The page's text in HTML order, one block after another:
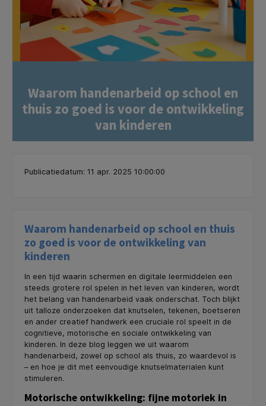
Waarom handenarbeid op school en
thuis zo goed is voor de ontwikkeling
van kinderen
Publicatiedatum: 11 apr. 2025 10:00:00
Waarom handenarbeid op school en thuis
zo goed is voor de ontwikkeling van
kinderen
In een tijd waarin schermen en digitale leermiddelen een
steeds grotere rol spelen in het leven van kinderen, wordt
het belang van handenarbeid vaak onderschat. Toch blijkt
uit talloze onderzoeken dat knutselen, tekenen, boetseren
en ander creatief handwerk een cruciale rol speelt in de
cognitieve, motorische en sociale ontwikkeling van
kinderen. In deze blog leggen we uit waarom
handenarbeid, zowel op school als thuis, zo waardevol is
– en hoe je dit met eenvoudige knutselmaterialen kunt
stimuleren.
Motorische ontwikkeling: fijne motoriek in